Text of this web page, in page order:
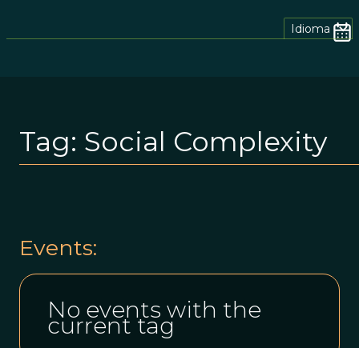
Idioma
Tag: Social Complexity
Events:
No events with the
current tag